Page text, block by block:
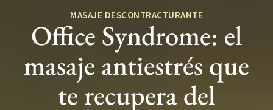
MASAJE DESCONTRACTURANTE
Office Syndrome: el
masaje antiestrés que
te recupera del